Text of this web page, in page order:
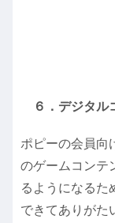
６．デジタル
ポピーの会員向
のゲームコンテ
るようになるた
できてありがた